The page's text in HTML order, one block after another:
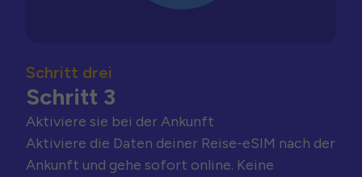
Schritt drei
Schritt 3
Aktiviere sie bei der Ankunft
Aktiviere die Daten deiner Reise-eSIM nach der
Ankunft und gehe sofort online. Keine